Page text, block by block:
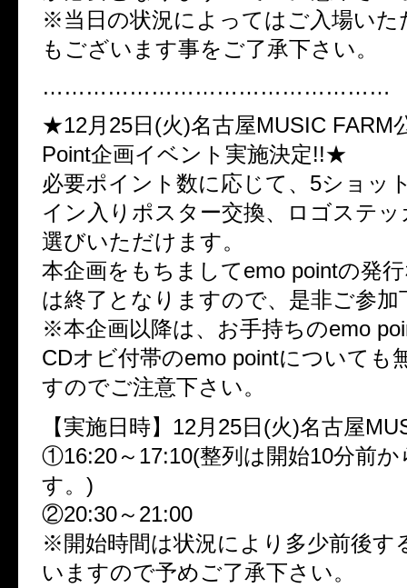
※当日の状況によってはご入場いた
もございます事をご了承下さい。
…………………………………………
★12月25日(火)名古屋MUSIC FARM
Point企画イベント実施決定!!★
必要ポイント数に応じて、5ショッ
イン入りポスター交換、ロゴステ
選びいただけます。
本企画をもちましてemo pointの発
は終了となりますので、是非ご参加
※本企画以降は、お手持ちのemo
CDオビ付帯のemo pointについても
すのでご注意下さい。
【実施日時】12月25日(火)名古屋
①16:20～17:10(整列は開始10分前
す。)
②20:30～21:00
※開始時間は状況により多少前後す
いますので予めご了承下さい。